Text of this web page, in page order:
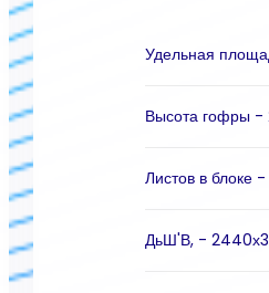
Удельная
Высота гофры -
Листов в блоке
ДьШ'В, -